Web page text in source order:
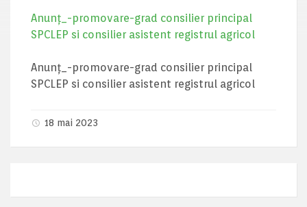
Anunț_-promovare-grad consilier principal
SPCLEP si consilier asistent registrul agricol
Anunț_-promovare-grad consilier principal
SPCLEP si consilier asistent registrul agricol
18 mai 2023